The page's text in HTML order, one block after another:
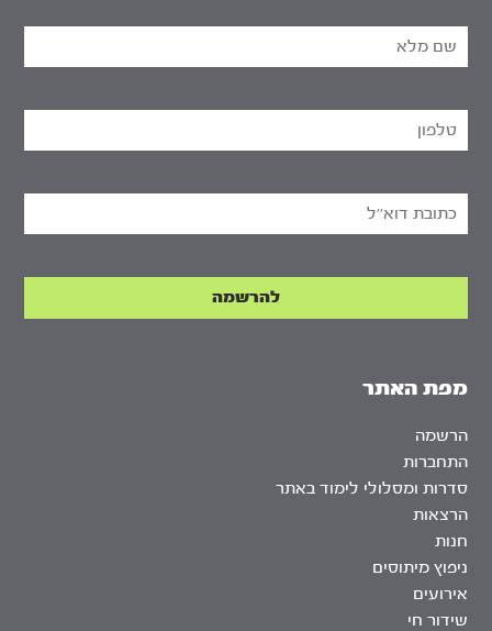
מפת האתר
הרשמה
התחברות
סדרות ומסלולי לימוד באתר
הרצאות
חנות
ניפוץ מיתוסים
אירועים
שידור חי